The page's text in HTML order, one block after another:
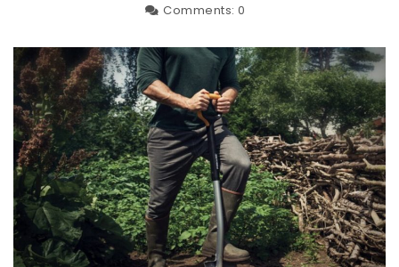
Comments: 0